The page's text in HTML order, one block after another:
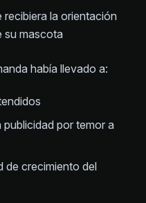
la orientación
su mascota
había llevado a:
publicidad por temor a
de crecimiento del